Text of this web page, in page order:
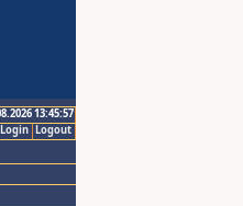
13:45:57
Logout
Login